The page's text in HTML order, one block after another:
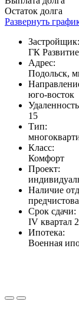
Остаток долга
Развернуть
Застройщик:
ГК Развитие
Адрес:
Подольск,
юго-восток
15
Тип:
Класс:
Комфорт
Проект:
Наличие
Срок сдачи:
IV квартал
Ипотека:
Военная